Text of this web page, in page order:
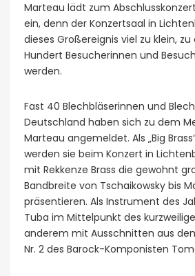
Marteau lädt zum
ein, denn der Konzertsaal in
dieses Großereignis viel zu klein,
Hundert Besucherinnen und
werden.
Fast 40 Blechbläserinnen und
Deutschland haben sich zu dem
Marteau angemeldet. Als „Big
werden sie beim Konzert in
mit Rekkenze Brass die gewohnt
Bandbreite von Tschaikowsky bis
präsentieren. Als Instrument des
Tuba im Mittelpunkt des
anderem mit Ausschnitten aus
Nr. 2 des Barock-Komponisten